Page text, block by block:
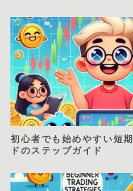
初心者でも始めやすい短
ドのステップガイド